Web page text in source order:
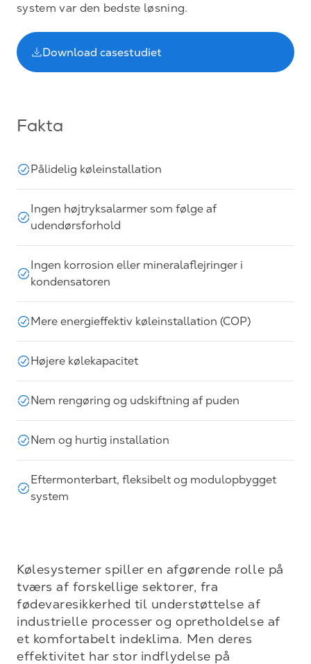
system var den bedste løsning.
Download casestudiet
Fakta
Pålidelig køleinstallation
Ingen højtryksalarmer som følge af
udendørsforhold
Ingen korrosion eller mineralaflejringer i
kondensatoren
Mere energieffektiv køleinstallation (COP)
Højere kølekapacitet
Nem rengøring og udskiftning af puden
Nem og hurtig installation
Eftermonterbart, fleksibelt og modulopbygget
system
Kølesystemer spiller en afgørende rolle på
tværs af forskellige sektorer, fra
fødevaresikkerhed til understøttelse af
industrielle processer og opretholdelse af
et komfortabelt indeklima. Men deres
effektivitet har stor indflydelse på